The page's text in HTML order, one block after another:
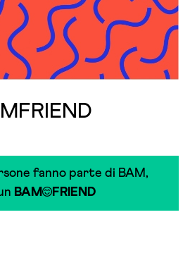
fanno parte di BAM,
BAM FRIEND